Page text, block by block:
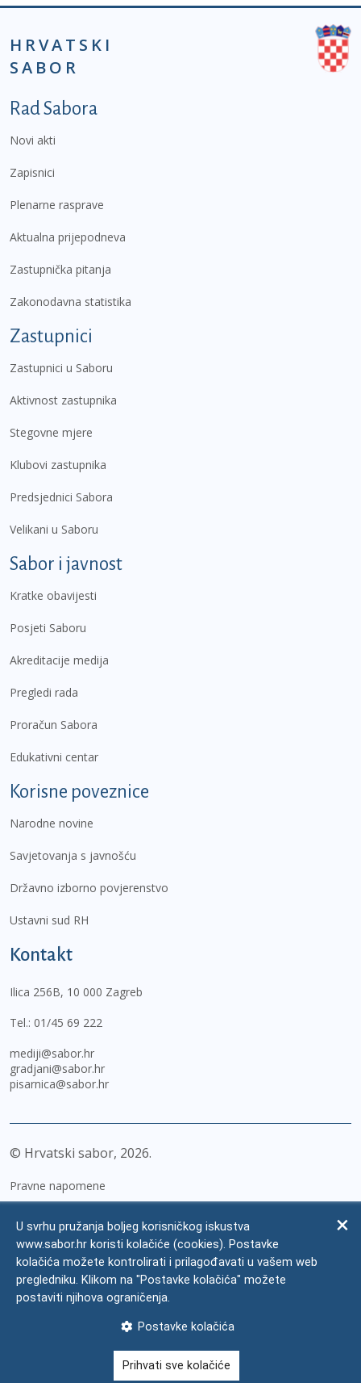
HRVATSKI
SABOR
Podnožje prvi izbornik
Rad Sabora
Novi akti
Zapisnici
Plenarne rasprave
Aktualna prijepodneva
Zastupnička pitanja
Zakonodavna statistika
Zastupnici
Zastupnici u Saboru
Aktivnost zastupnika
Stegovne mjere
Klubovi zastupnika
Predsjednici Sabora
Velikani u Saboru
Sabor i javnost
Kratke obavijesti
Posjeti Saboru
Akreditacije medija
Pregledi rada
Proračun Sabora
Edukativni centar
Korisne poveznice
Narodne novine
Savjetovanja s javnošću
Državno izborno povjerenstvo
Ustavni sud RH
Kontakt
Ilica 256B, 10 000 Zagreb
Tel.: 01/45 69 222
mediji@sabor.hr
gradjani@sabor.hr
pisarnica@sabor.hr
© Hrvatski sabor, 2026
Pravne napomene
Zaštita osobnih podataka
Impressum
Česta pitanja
U svrhu pružanja boljeg korisničkog iskustva
www.sabor.hr koristi kolačiće (cookies). Postavke
kolačića možete kontrolirati i prilagođavati u vašem web
pregledniku. Klikom na "Postavke kolačića" možete
postaviti njihova ograničenja.
Postavke kolačića
Prihvati sve kolačiće